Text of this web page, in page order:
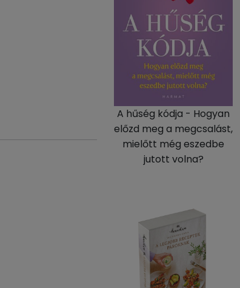
A hűség kódja - Hogyan
előzd meg a megcsalást,
mielőtt még eszedbe
jutott volna?